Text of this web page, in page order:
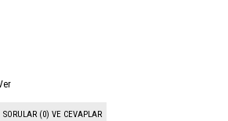
SORULAR (0) VE CEVAPLAR